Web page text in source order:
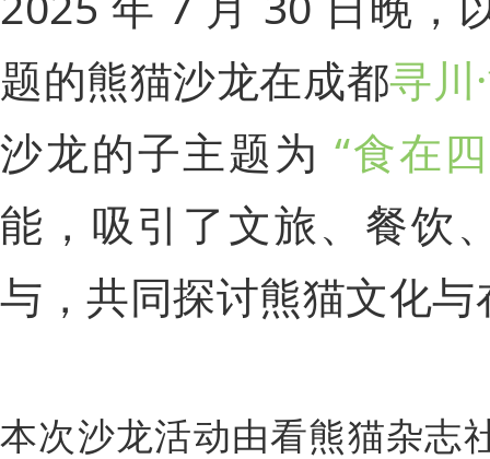
题的熊猫沙龙在成都寻川
沙龙的子主题为 “食在
能，吸引了文旅、餐饮
与，共同探讨熊猫文化
本次沙龙活动由看熊猫杂志